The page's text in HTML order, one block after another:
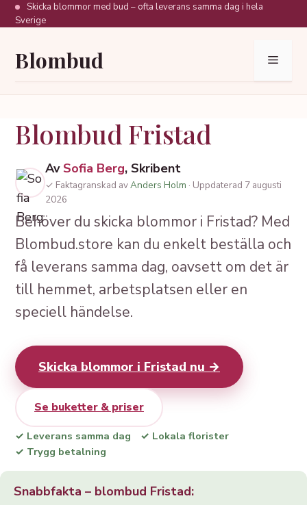
Hoppa
till
Skicka blommor med bud – ofta leverans samma dag i hela
Sverige
Blombud Meny
Blombud Fristad
Av Sofia Berg, Skribent
✓ Faktagranskad avAnders Holm · Uppdaterad 7 augusti
2026
Behöver du skicka blommor i Fristad? Med
Blombud.store kan du enkelt beställa och
få leverans samma dag, oavsett om det är
till hemmet, arbetsplatsen eller en
speciell händelse.
Skicka blommor i Fristad nu →
Se buketter & priser
✓ Leverans samma dag
✓ Lokala florister
✓ Trygg betalning
Snabbfakta – blombud Fristad: